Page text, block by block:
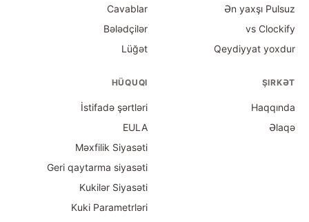
Ən yaxşı Pulsuz
vs Clockify
Qeydiyyat yoxdur
Cavablar
Bələdçilər
Lüğət
ŞIRKƏT
Haqqında
Əlaqə
HÜQUQI
İstifadə şərtləri
EULA
Məxfilik Siyasəti
Geri qaytarma siyasəti
Kukilər Siyasəti
Kuki Parametrləri